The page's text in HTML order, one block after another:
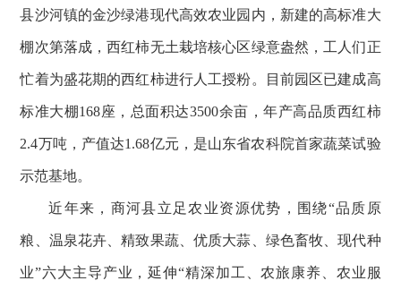
县沙河镇的金沙绿港现代高效农业园内，新建的高标准大
棚次第落成，西红柿无土栽培核心区绿意盎然，工人们正
忙着为盛花期的西红柿进行人工授粉。目前园区已建成高
标准大棚168座，总面积达3500余亩，年产高品质西红柿
2.4万吨，产值达1.68亿元，是山东省农科院首家蔬菜试验
示范基地。
近年来，商河县立足农业资源优势，围绕“品质原
粮、温泉花卉、精致果蔬、优质大蒜、绿色畜牧、现代种
业”六大主导产业，延伸“精深加工、农旅康养、农业服